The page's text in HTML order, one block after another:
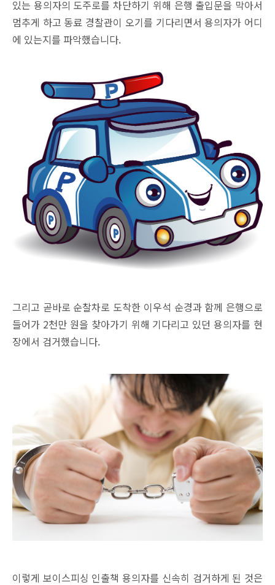
있는 용의자의 도주로를 차단하기 위해 은행 출입문을 막아서
멈추게 하고 동료 경찰관이 오기를 기다리면서 용의자가 어디
에 있는지를 파악했습니다.
그리고 곧바로 순찰차로 도착한 이우석 순경과 함께 은행으로
들어가 2천만 원을 찾아가기 위해 기다리고 있던 용의자를 현
장에서 검거했습니다.
이렇게 보이스피싱 인출책 용의자를 신속히 검거하게 된 것은